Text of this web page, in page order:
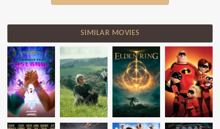
SIMILAR MOVIES